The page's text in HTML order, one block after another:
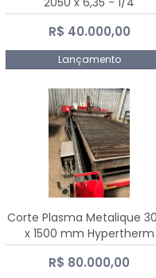
R$ 40.000,00
Lançamento
Corte Plasma Metalique
x 1500 mm Hypertherm
Powermax 45 xp
R$ 80.000,00